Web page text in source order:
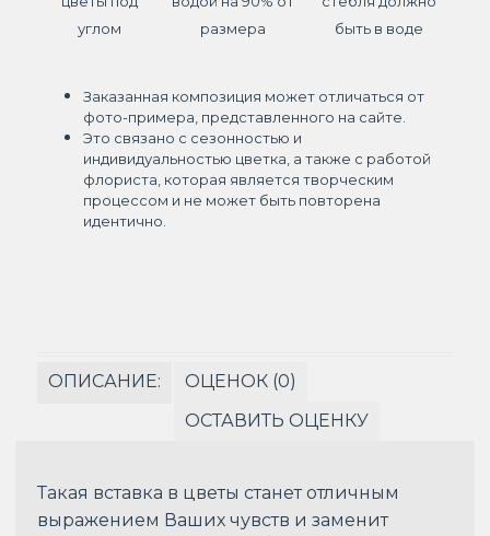
углом
размера
быть в воде
Заказанная композиция может отличаться от
фото-примера, представленного на сайте.
Это связано с сезонностью и
индивидуальностью цветка, а также с работой
флориста, которая является творческим
процессом и не может быть повторена
идентично.
ОПИСАНИЕ:
ОЦЕНОК (0)
ОСТАВИТЬ ОЦЕНКУ
Такая вставка в цветы станет отличным
выражением Ваших чувств и заменит